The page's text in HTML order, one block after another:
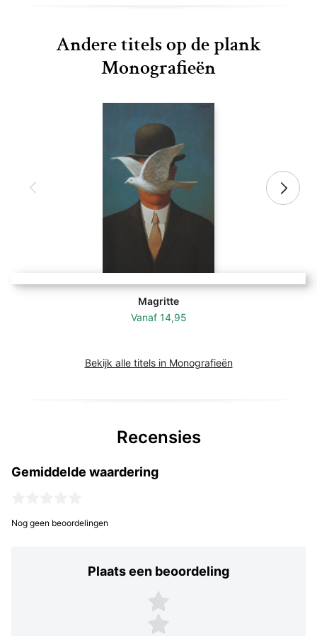
Andere titels op de plank
Monografieën
Magritte
Vanaf 14,95
Bekijk alle titels in Monografieën
Recensies
Gemiddelde waardering
Nog geen beoordelingen
Plaats een beoordeling
Plaats een beoordeling
5 sterren
4 sterren